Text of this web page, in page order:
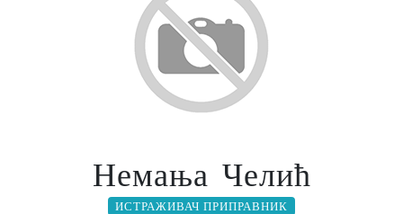
Немања Челић
ИСТРАЖИВАЧ ПРИПРАВНИК